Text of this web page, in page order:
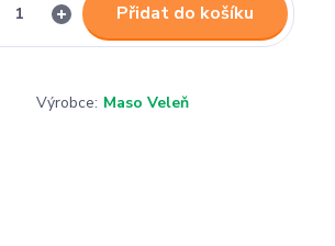
Přidat do košíku
Výrobce: Maso Veleň